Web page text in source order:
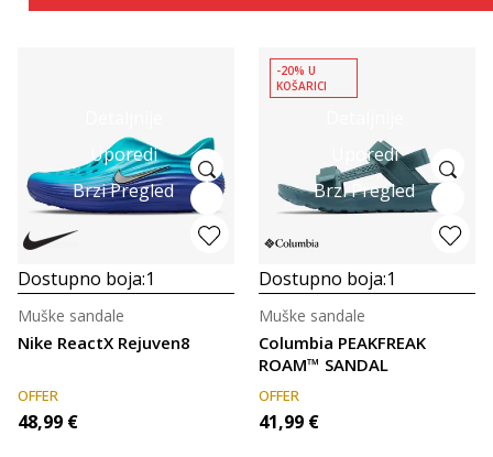
Uporedi
Brzi Pregled
Dostupno boja:1
Nike ReactX Rejuven8
Muške sandale
OFFER
48,99 €
Uporedi
Brzi Pregled
-20% U
KOŠARICI
Dostupno boja:1
Columbia PEAKFREAK
ROAM™ SANDAL
Muške sandale
OFFER
41,99 €